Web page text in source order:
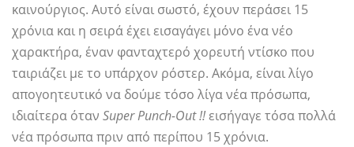
καινούργιος. Αυτό είναι σωστό, έχουν περάσει 15
χρόνια και η σειρά έχει εισαγάγει μόνο ένα νέο
χαρακτήρα, έναν φανταχτερό χορευτή ντίσκο που
ταιριάζει με το υπάρχον ρόστερ. Ακόμα, είναι λίγο
απογοητευτικό να δούμε τόσο λίγα νέα πρόσωπα,
ιδιαίτερα όταν Super Punch-Out !!εισήγαγε τόσα πολλά
νέα πρόσωπα πριν από περίπου 15 χρόνια.